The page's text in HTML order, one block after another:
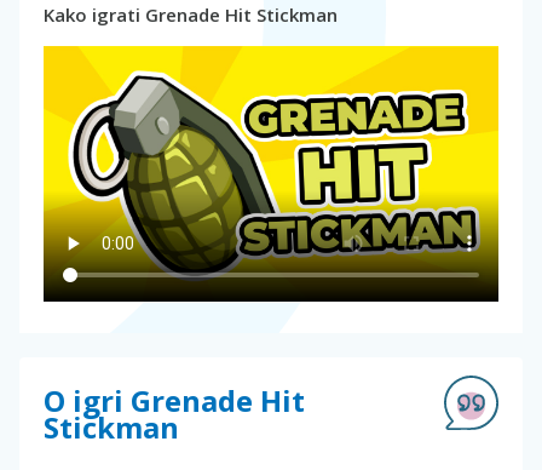
Kako igrati Grenade Hit Stickman
O igri Grenade Hit
Stickman